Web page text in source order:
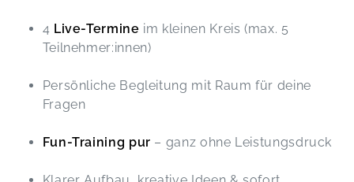
4 Live-Termine im kleinen Kreis (max. 5
Teilnehmer:innen)
Persönliche Begleitung mit Raum für deine
Fragen
Fun-Training pur – ganz ohne Leistungsdruck